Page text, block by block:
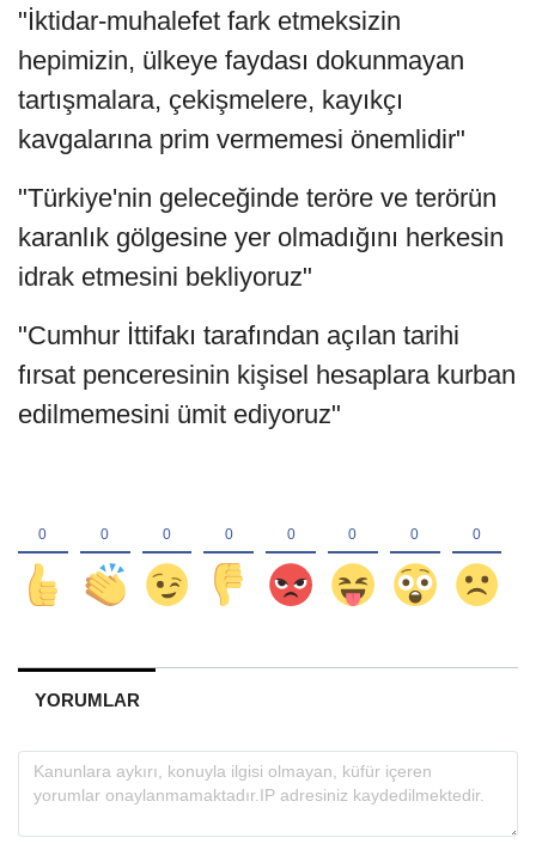
"İktidar-muhalefet fark etmeksizin
hepimizin, ülkeye faydası dokunmayan
tartışmalara, çekişmelere, kayıkçı
kavgalarına prim vermemesi önemlidir"
"Türkiye'nin geleceğinde teröre ve terörün
karanlık gölgesine yer olmadığını herkesin
idrak etmesini bekliyoruz"
"Cumhur İttifakı tarafından açılan tarihi
fırsat penceresinin kişisel hesaplara kurban
edilmemesini ümit ediyoruz"
YORUMLAR